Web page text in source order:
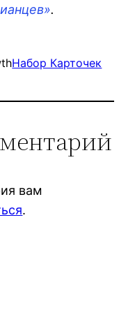
.
Набор Карточек
вам
.